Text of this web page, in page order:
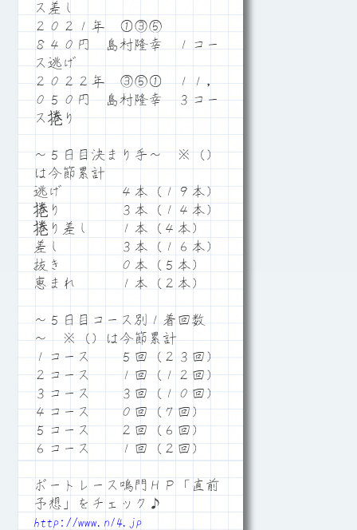
ス差し
２０２１年 ①③⑤
８４０円 島村隆幸 １コー
ス逃げ
２０２２年 ③⑤① １１，
０５０円 島村隆幸 ３コー
ス捲り
～５日目決まり手～ ※（）
は今節累計
逃げ ４本（１９本）
捲り ３本（１４本）
捲り差し １本（４本）
差し ３本（１６本）
抜き ０本（５本）
恵まれ １本（２本）
～５日目コース別１着回数
～ ※（）は今節累計
１コース ５回（２３回）
２コース １回（１２回）
３コース ３回（１０回）
４コース ０回（７回）
５コース ２回（６回）
６コース １回（２回）
ボートレース鳴門ＨＰ「直前
予想」をチェック♪
http://www.n14.jp